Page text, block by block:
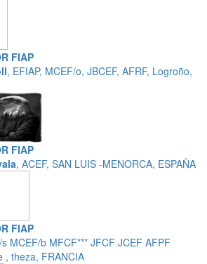
FIAP
, EFIAP, MCEF/o, JBCEF, AFRF, Logroño,
FIAP
, ACEF, SAN LUIS -MENORCA, ESPAÑA
FIAP
MCEF/b MFCF*** JFCF JCEF AFPF
, theza, FRANCIA